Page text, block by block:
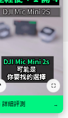
⛶
詳細評測 →